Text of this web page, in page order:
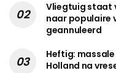
Vliegtuig staat
naar populaire
geannuleerd
Heftig:
Holland na